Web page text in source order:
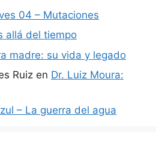
04 – Mutaciones
allá del tiempo
madre: su vida y legado
Ruiz en Dr. Luiz Moura:
– La guerra del agua